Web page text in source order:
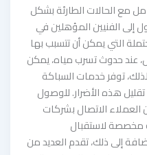
مع الحالات الطارئة بشكل
إلى الفنيين المؤهلين في
التي يمكن أن تتسبب بها
عند حدوث تسرب مياه، يمكن
توفر خدمات السباكة
هذه الأضرار. للوصول
العملاء الاتصال بشركات
مخصصة لاستقبال
إلى ذلك، تقدم العديد من